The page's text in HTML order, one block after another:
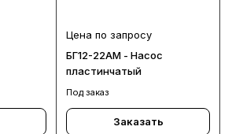
Цена по запросу
БГ12-22АМ - Насос
пластинчатый
Под заказ
Заказать